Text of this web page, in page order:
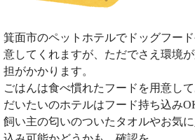
箕面市のペットホテルでドッグフー
意してくれますが、ただでさえ環境
担がかかります。
ごはんは食べ慣れたフードを用意して
だいたいのホテルはフード持ち込み
飼い主の匂いのついたタオルやお気